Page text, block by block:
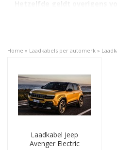
gekocht.
voor een laadcapaciteit(16A of
die past bij uw eigen model EV
'laadparkeersituatie'. Het zijn
laadpuntenenvoor een
kantoor, zoals kabels voor
opladen van uw Jeep
230V stopcontact.
Home » Laadkabels per automerk »
Laadkabel Jeep
Avenger Electric